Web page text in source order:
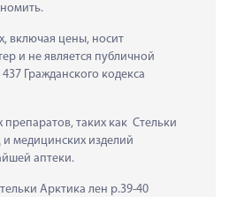
включая цены, носит
и не является публичной
Гражданского кодекса
таких как  Стельки
медицинских изделий
аптеки.
Арктика лен р.39-40